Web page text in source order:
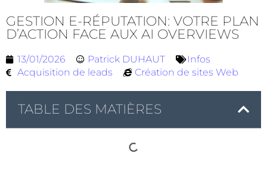
GESTION E-RÉPUTATION: VOTRE PLAN
D’ACTION FACE AUX AI OVERVIEWS
13/01/2026 Patrick DUHAUT
Infos
Acquisition de leads
Création de sites Web
TABLE DES MATIÈRES